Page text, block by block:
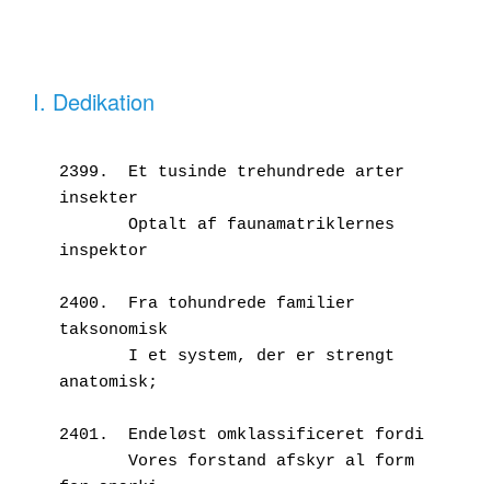
I. Dedikation
2399.  Et tusinde trehundrede arter
insekter
inspektor
2400.  Fra tohundrede familier
taksonomisk
anatomisk;
2401.  Endeløst omklassificeret fordi